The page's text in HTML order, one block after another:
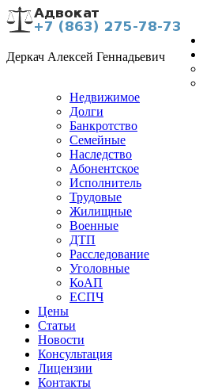
Деркач Алексей Геннадьевич
Недвижимое
Долги
Банкротство
Семейные
Наследство
Абонентское
Исполнитель
Трудовые
Жилищные
Военные
ДТП
Расследование
Уголовные
КоАП
ЕСПЧ
Цены
Статьи
Новости
Консультация
Лицензии
Контакты